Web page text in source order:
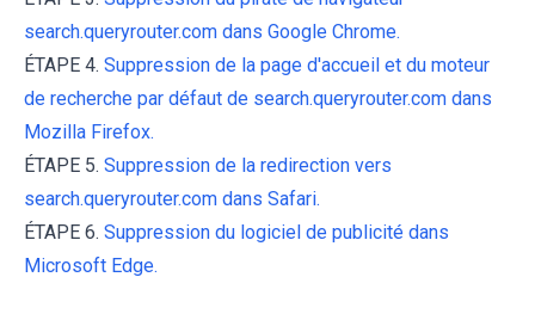
search.queryrouter.com dans Google Chrome.
ÉTAPE 4. Suppression de la page d'accueil et du moteur
de recherche par défaut de search.queryrouter.com dans
Mozilla Firefox.
ÉTAPE 5. Suppression de la redirection vers
search.queryrouter.com dans Safari.
ÉTAPE 6. Suppression du logiciel de publicité dans
Microsoft Edge.